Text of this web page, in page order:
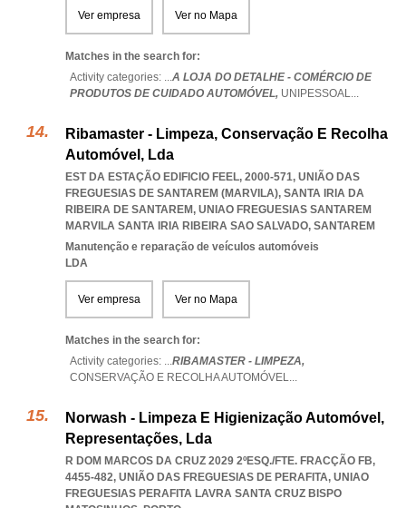
Ver empresa Ver no Mapa
Matches in the search for:
Activity categories: ...A LOJA DO DETALHE - COMÉRCIO DE
PRODUTOS DE CUIDADO AUTOMÓVEL, UNIPESSOAL...
Ribamaster - Limpeza, Conservação E Recolha
Automóvel, Lda
EST DA ESTAÇÃO EDIFICIO FEEL, 2000-571, UNIÃO DAS
FREGUESIAS DE SANTAREM (MARVILA), SANTA IRIA DA
RIBEIRA DE SANTAREM, UNIAO FREGUESIAS SANTAREM
MARVILA SANTA IRIA RIBEIRA SAO SALVADO, SANTAREM
Manutenção e reparação de veículos automóveis
LDA
Ver empresa Ver no Mapa
Matches in the search for:
Activity categories: ...RIBAMASTER - LIMPEZA,
CONSERVAÇÃO E RECOLHA AUTOMÓVEL...
Norwash - Limpeza E Higienização Automóvel,
Representações, Lda
R DOM MARCOS DA CRUZ 2029 2ºESQ./FTE. FRACÇÃO FB,
4455-482, UNIÃO DAS FREGUESIAS DE PERAFITA, UNIAO
FREGUESIAS PERAFITA LAVRA SANTA CRUZ BISPO